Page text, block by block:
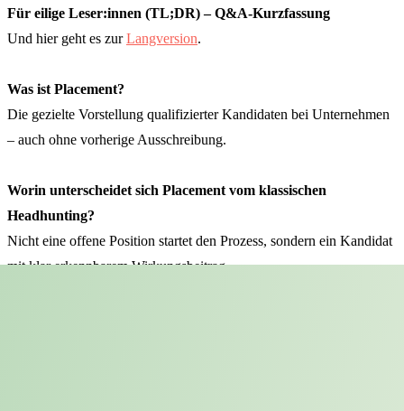
Für eilige Leser:innen (TL;DR) – Q&A-Kurzfassung
Und hier geht es zurLangversion.
Was ist Placement?
Die gezielte Vorstellung qualifizierter Kandidaten bei Unternehmen
– auch ohne vorherige Ausschreibung.
Worin unterscheidet sich Placement vom klassischen
Headhunting?
Nicht eine offene Position startet den Prozess, sondern ein Kandidat
mit klar erkennbarem Wirkungsbeitrag.